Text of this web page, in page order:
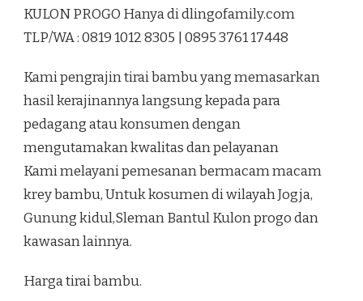
TERBAIK
DI
GIRIMULYO
KULON PROGO Hanya di dlingofamily.com
TLP/WA : 0819 1012 8305 | 0895 3761 17448
Kami pengrajin tirai bambu yang memasarkan
hasil kerajinannya langsung kepada para
pedagang atau konsumen dengan
mengutamakan kwalitas dan pelayanan
Kami melayani pemesanan bermacam macam
krey bambu, Untuk kosumen di wilayah Jogja,
Gunung kidul,Sleman Bantul Kulon progo dan
kawasan lainnya.
Harga tirai bambu.